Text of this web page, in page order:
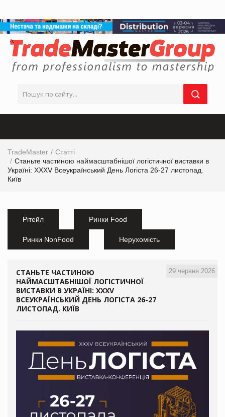
TradeMaster
Статті
Станьте частиною наймасштабнішої логістичної виставки в
Україні: XXXV Всеукраїнський День Логіста 26-27 листопад.
Київ
Рітейл Ринки Food
Ринки NonFood Нерухомість
29 червня 2026
СТАНЬТЕ ЧАСТИНОЮ
НАЙМАСШТАБНІШОЇ ЛОГІСТИЧНОЇ
ВИСТАВКИ В УКРАЇНІ: XXXV
ВСЕУКРАЇНСЬКИЙ ДЕНЬ ЛОГІСТА 26-27
ЛИСТОПАД. КИЇВ